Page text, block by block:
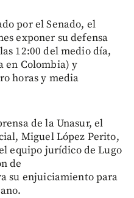
por el Senado, el
exponer su defensa
12:00 del medio día,
en Colombia) y
horas y media
de la Unasur, el
Miguel López Perito,
equipo jurídico de Lugo
de
su enjuiciamiento para